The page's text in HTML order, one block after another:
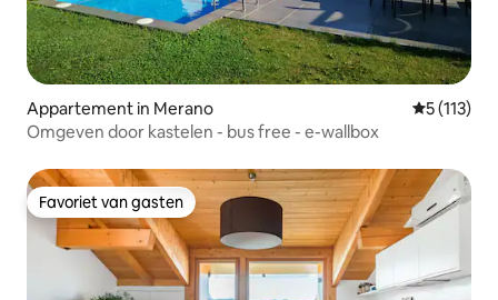
Appartement in Merano
5 (113)
Omgeven door kastelen - bus free - e-wallbox
Favoriet van gasten
Favoriet van gasten